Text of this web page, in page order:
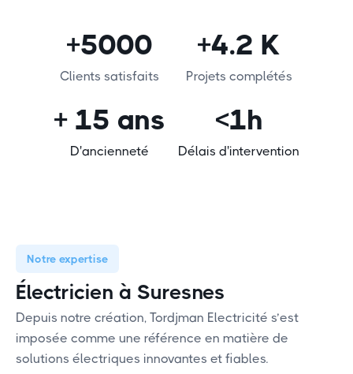
+5000
Clients satisfaits
+4.2 K
Projets complétés
+ 15 ans
D'ancienneté
<1h
Délais d'intervention
Notre expertise
Électricien à Suresnes
Depuis notre création, Tordjman Electricité s’est
imposée comme une référence en matière de
solutions électriques innovantes et fiables.